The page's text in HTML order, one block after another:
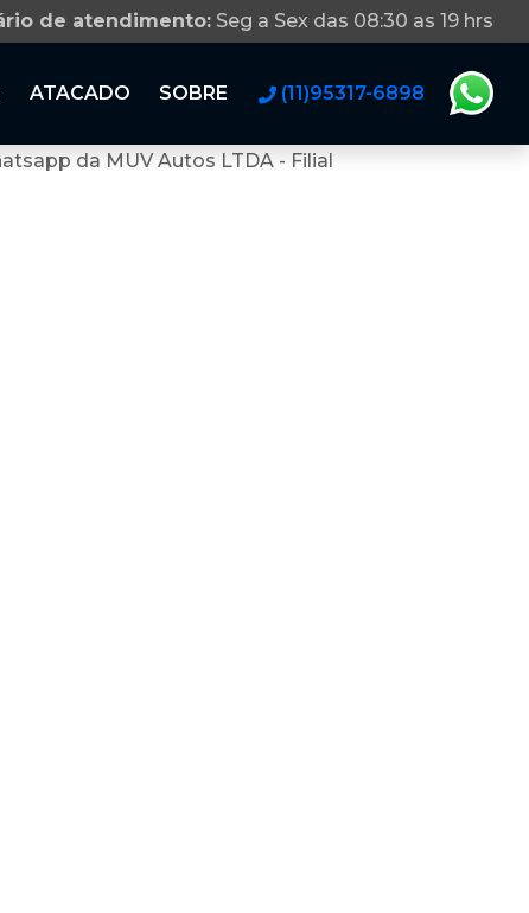
de atendimento: Seg a Sex das 08:30 as 19 hrs
ATACADO SOBRE (11)95317-6898
da MUV Autos LTDA - Filial